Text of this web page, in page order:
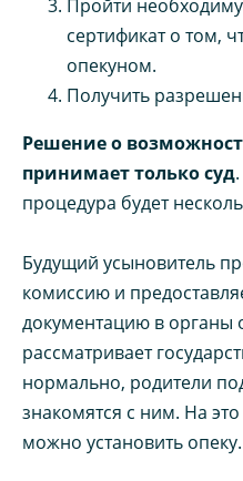
Пройти
сертификат о том,
опекуном.
Получить
Решение о
принимает только суд
процедура будет
Будущий усыновитель
комиссию и
документацию в органы
рассматривает
нормально, родители
знакомятся с ним. На
можно установить опеку.